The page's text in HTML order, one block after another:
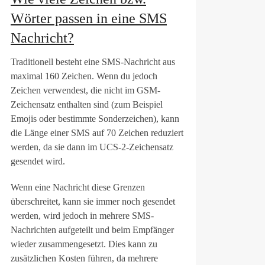
Wörter passen in eine SMS
Nachricht?
Traditionell besteht eine SMS-Nachricht aus
maximal 160 Zeichen. Wenn du jedoch
Zeichen verwendest, die nicht im GSM-
Zeichensatz enthalten sind (zum Beispiel
Emojis oder bestimmte Sonderzeichen), kann
die Länge einer SMS auf 70 Zeichen reduziert
werden, da sie dann im UCS-2-Zeichensatz
gesendet wird.
Wenn eine Nachricht diese Grenzen
überschreitet, kann sie immer noch gesendet
werden, wird jedoch in mehrere SMS-
Nachrichten aufgeteilt und beim Empfänger
wieder zusammengesetzt. Dies kann zu
zusätzlichen Kosten führen, da mehrere